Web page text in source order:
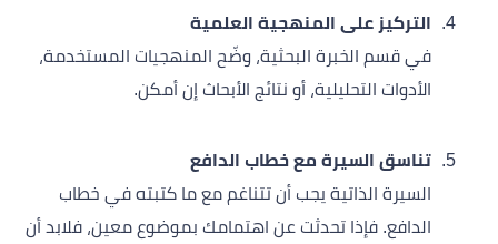
التركيز على المنهجية العلمية
في قسم الخبرة البحثية، وضّح المنهجيات المستخدمة،
الأدوات التحليلية، أو نتائج الأبحاث إن أمكن.
تناسق السيرة مع خطاب الدافع
السيرة الذاتية يجب أن تتناغم مع ما كتبته في خطاب
الدافع. فإذا تحدثت عن اهتمامك بموضوع معين، فلابد أن